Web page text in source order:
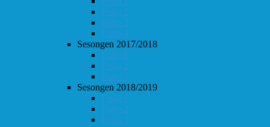
Follo 2
Follo 3
Follo 4
Sesongen 2017/2018
Follo 1
Follo 2
Follo 3
Sesongen 2018/2019
Follo 1
Follo 2
Follo 3